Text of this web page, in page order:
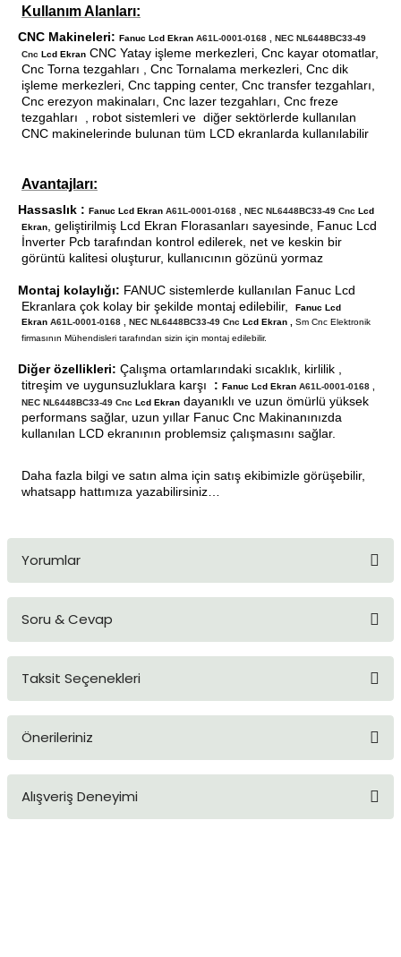
Kullanım Alanları:
CNC Makineleri: Fanuc Lcd Ekran A61L-0001-0168 , NEC NL6448BC33-49
Cnc Lcd Ekran CNC Yatay işleme merkezleri, Cnc kayar otomatlar,
Cnc Torna tezgahları , Cnc Tornalama merkezleri, Cnc dik
işleme merkezleri, Cnc tapping center, Cnc transfer tezgahları,
Cnc erezyon makinaları, Cnc lazer tezgahları, Cnc freze
tezgahları , robot sistemleri ve diğer sektörlerde kullanılan
CNC makinelerinde bulunan tüm LCD ekranlarda kullanılabilir
Avantajları:
Hassaslık : Fanuc Lcd Ekran A61L-0001-0168 , NEC NL6448BC33-49 Cnc Lcd
Ekran
, geliştirilmiş Lcd Ekran Florasanları sayesinde, Fanuc Lcd
İnverter Pcb tarafından kontrol edilerek, net ve keskin bir
görüntü kalitesi oluşturur, kullanıcının gözünü yormaz
Montaj kolaylığı: FANUC sistemlerde kullanılan Fanuc Lcd
Ekranlara çok kolay bir şekilde montaj edilebilir,
Fanuc Lcd
Ekran A61L-0001-0168 , NEC NL6448BC33-49 Cnc Lcd Ekran , Sm Cnc Elektronik
firmasının Mühendisleri tarafından sizin için montaj edilebilir.
Diğer özellikleri: Çalışma ortamlarındaki sıcaklık, kirlilik ,
titreşim ve uygunsuzluklara karşı : Fanuc Lcd Ekran A61L-0001-0168 ,
NEC NL6448BC33-49 Cnc Lcd Ekran dayanıklı ve uzun ömürlü yüksek
performans sağlar, uzun yıllar Fanuc Cnc Makinanınızda
kullanılan LCD ekranının problemsiz çalışmasını sağlar.
Daha fazla bilgi ve satın alma için satış ekibimizle görüşebilir,
whatsapp hattımıza yazabilirsiniz…
Yorumlar
Soru & Cevap
Taksit Seçenekleri
Önerileriniz
konularda yetersiz gördüğünüz noktaları öneri formunu
Alışveriş Deneyimi